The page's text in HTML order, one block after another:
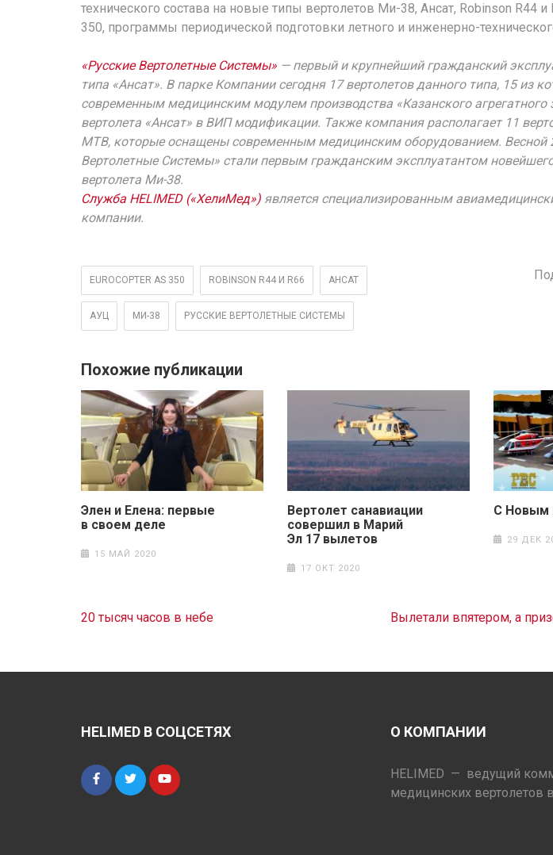
технического состава на новые типы вертолетов Ми-38, Ансат, Robinson R44 и
350, программы периодической подготовки летного и инженерно-
«Русские Вертолетные Системы» — первый и крупнейший гражданский
типа «Ансат». В парке Компании сегодня 17 вертолетов данного типа, 15 из
современным медицинским модулем производства «Казанского агрегатного
вертолета «Ансат» в ВИП модификации. Также компания располагает 11
МТВ, которые оснащены современным медицинским оборудованием. Весной
Вертолетные Системы» стали первым гражданским эксплуатантом новейшего
вертолета Ми-38.
Служба HELIMED («ХелиМед») является специализированным
компании.
EUROCOPTER AS 350 ROBINSON R44 И R66 АНСАТ
АУЦ МИ-38 РУССКИЕ ВЕРТОЛЕТНЫЕ СИСТЕМЫ
Похожие публикации
Элен и Елена: первые
в своем деле
15 МАЙ 2020
Вертолет санавиации
совершил в Марий
Эл 17 вылетов
17 ОКТ 2020
С Новым
29 ДЕК
Навигация
20 тысяч часов в небе Вылетали впятером, а
HELIMED В СОЦСЕТЯХ О КОМПАНИИ
HELIMED — ведущий
медицинских вертолетов